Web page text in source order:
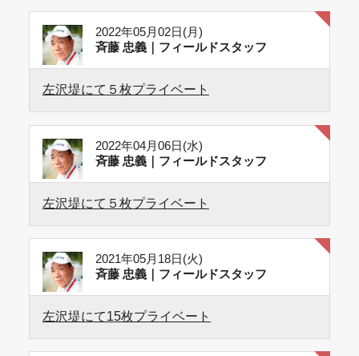
2022年05月02日(月)
斉藤 忠義｜フィールドスタッフ
左沢堤にて５枚プライベート
2022年04月06日(水)
斉藤 忠義｜フィールドスタッフ
左沢堤にて５枚プライベート
2021年05月18日(火)
斉藤 忠義｜フィールドスタッフ
左沢堤にて15枚プライベート